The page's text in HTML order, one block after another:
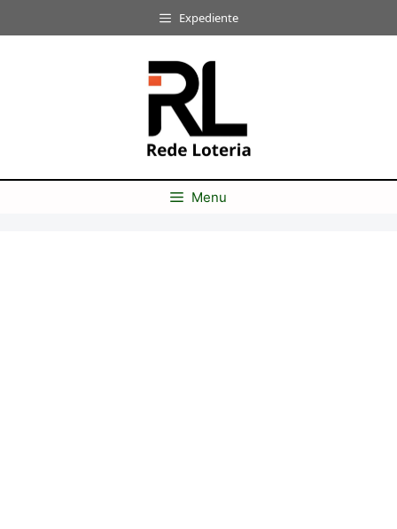
para
Expediente
Menu